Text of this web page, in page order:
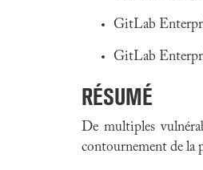
GitLab
GitLab
RÉSUMÉ
De multiples
contournement de la